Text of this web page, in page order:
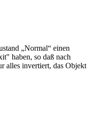
„Normal“ einen
haben, so daß nach
alles invertiert, das Objekt